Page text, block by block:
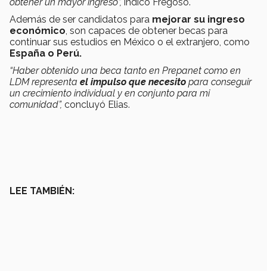
Además de ser candidatos para mejorar su ingreso
económico, son capaces de obtener becas para
continuar sus estudios en México o el extranjero, como
España o Perú.
“Haber obtenido una beca tanto en Prepanet como en
LDM representa el impulso que necesito para conseguir
un crecimiento individual y en conjunto para mi
comunidad”, concluyó Elias.
LEE TAMBIÉN: